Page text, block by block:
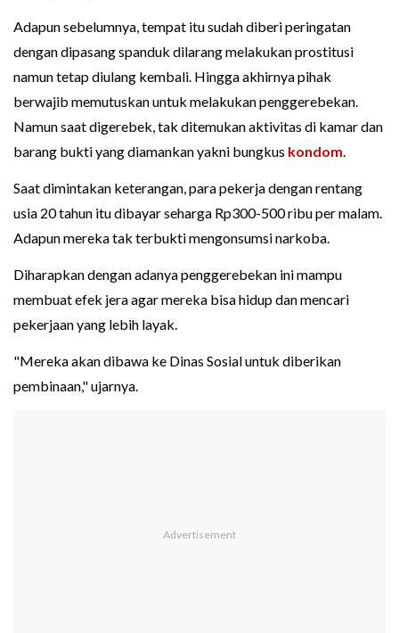
Adapun sebelumnya, tempat itu sudah diberi peringatan
dengan dipasang spanduk dilarang melakukan prostitusi
namun tetap diulang kembali. Hingga akhirnya pihak
berwajib memutuskan untuk melakukan penggerebekan.
Namun saat digerebek, tak ditemukan aktivitas di kamar dan
barang bukti yang diamankan yakni bungkus kondom.
Saat dimintakan keterangan, para pekerja dengan rentang
usia 20 tahun itu dibayar seharga Rp300-500 ribu per malam.
Adapun mereka tak terbukti mengonsumsi narkoba.
Diharapkan dengan adanya penggerebekan ini mampu
membuat efek jera agar mereka bisa hidup dan mencari
pekerjaan yang lebih layak.
"Mereka akan dibawa ke Dinas Sosial untuk diberikan
pembinaan," ujarnya.